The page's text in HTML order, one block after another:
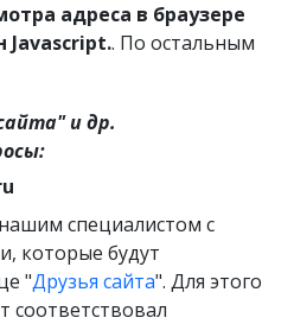
адреса в браузере
. По остальным
и др.
специалистом с
которые будут
"Друзья сайта". Для этого
соответствовал